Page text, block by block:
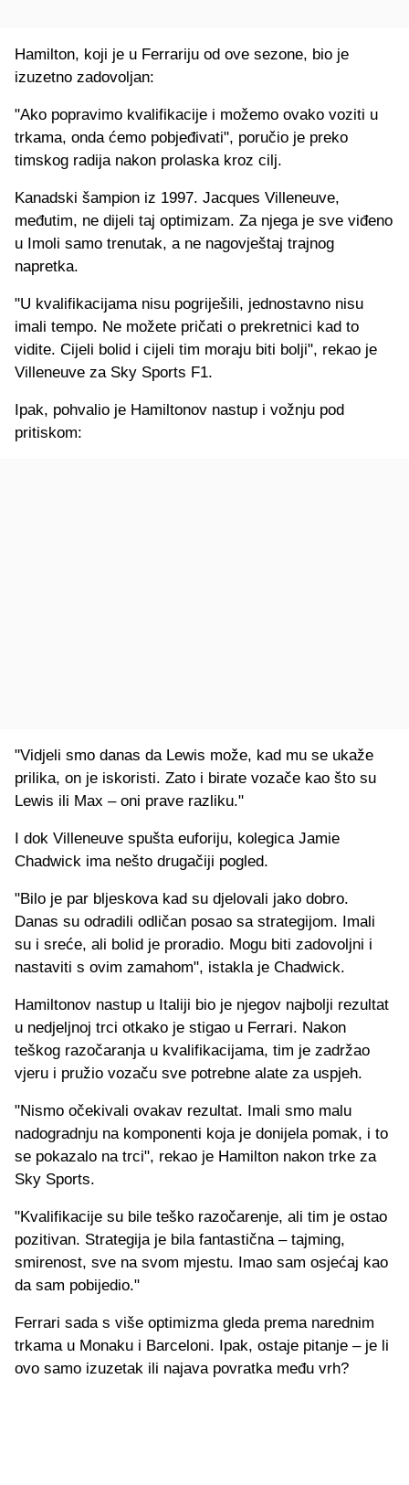
Hamilton, koji je u Ferrariju od ove sezone, bio je
izuzetno zadovoljan:
"Ako popravimo kvalifikacije i možemo ovako voziti u
trkama, onda ćemo pobjeđivati", poručio je preko
timskog radija nakon prolaska kroz cilj.
Kanadski šampion iz 1997. Jacques Villeneuve,
međutim, ne dijeli taj optimizam. Za njega je sve viđeno
u Imoli samo trenutak, a ne nagovještaj trajnog
napretka.
"U kvalifikacijama nisu pogriješili, jednostavno nisu
imali tempo. Ne možete pričati o prekretnici kad to
vidite. Cijeli bolid i cijeli tim moraju biti bolji", rekao je
Villeneuve za Sky Sports F1.
Ipak, pohvalio je Hamiltonov nastup i vožnju pod
pritiskom:
"Vidjeli smo danas da Lewis može, kad mu se ukaže
prilika, on je iskoristi. Zato i birate vozače kao što su
Lewis ili Max – oni prave razliku."
I dok Villeneuve spušta euforiju, kolegica Jamie
Chadwick ima nešto drugačiji pogled.
"Bilo je par bljeskova kad su djelovali jako dobro.
Danas su odradili odličan posao sa strategijom. Imali
su i sreće, ali bolid je proradio. Mogu biti zadovoljni i
nastaviti s ovim zamahom", istakla je Chadwick.
Hamiltonov nastup u Italiji bio je njegov najbolji rezultat
u nedjeljnoj trci otkako je stigao u Ferrari. Nakon
teškog razočaranja u kvalifikacijama, tim je zadržao
vjeru i pružio vozaču sve potrebne alate za uspjeh.
"Nismo očekivali ovakav rezultat. Imali smo malu
nadogradnju na komponenti koja je donijela pomak, i to
se pokazalo na trci", rekao je Hamilton nakon trke za
Sky Sports.
"Kvalifikacije su bile teško razočarenje, ali tim je ostao
pozitivan. Strategija je bila fantastična – tajming,
smirenost, sve na svom mjestu. Imao sam osjećaj kao
da sam pobijedio."
Ferrari sada s više optimizma gleda prema narednim
trkama u Monaku i Barceloni. Ipak, ostaje pitanje – je li
ovo samo izuzetak ili najava povratka među vrh?